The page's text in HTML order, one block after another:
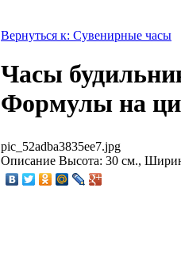
Вернуться к: Сувенирные часы
Часы
Формулы на
pic_52adba3835ee7.jpg
Описание Высота: 30 см.,